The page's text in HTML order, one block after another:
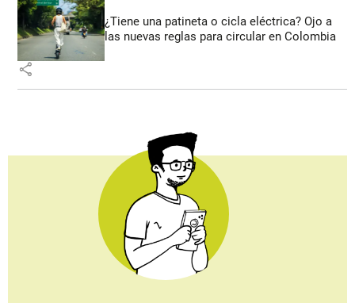
¿Tiene una patineta o cicla eléctrica? Ojo a
las nuevas reglas para circular en Colombia
share